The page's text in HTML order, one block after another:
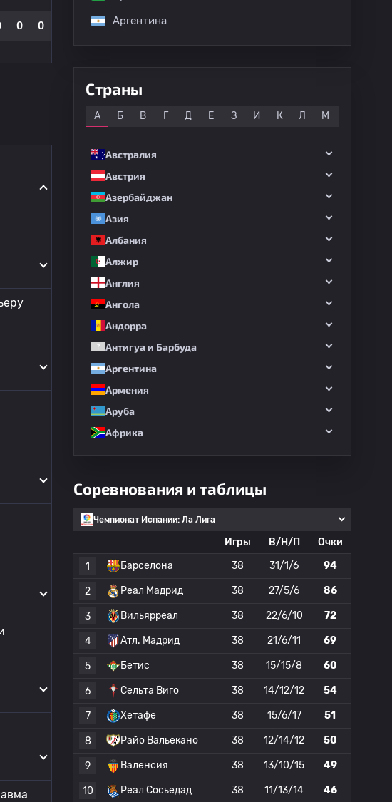
0 0
Аргентина
Страны
А Б В Г Д Е З И К Л М
Австралия
Австрия
Азербайджан
Азия
Албания
Алжир
Англия
Ангола
Андорра
Антигуа и Барбуда
Аргентина
Армения
Аруба
Африка
Соревнования и таблицы
Чемпионат Испании: Ла Лига
Игры В/Н/П
Очки
1
Барселона 38 31/1/6 94
2 Реал Мадрид 38 27/5/6 86
3 Вильярреал 38 22/6/10 72
4 Атл. Мадрид 38 21/6/11 69
5 Бетис 38 15/15/8 60
6 Сельта Виго 38 14/12/12 54
7 Хетафе 38 15/6/17 51
8 Райо Вальекано 38 12/14/12 50
9 Валенсия 38 13/10/15 49
10 Реал Сосьедад 38 11/13/14 46